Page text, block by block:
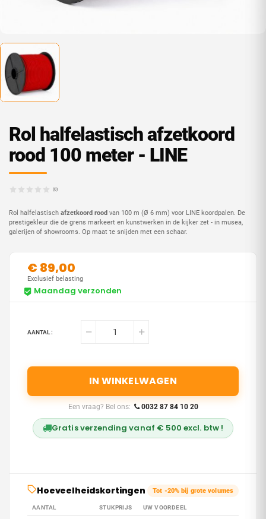
Rol halfelastisch afzetkoord
rood 100 meter - LINE
(0)
Rol halfelastisch afzetkoord rood van 100 m (Ø 6 mm) voor LINE koordpalen. De
prestigekleur die de grens markeert en kunstwerken in de kijker zet - in musea,
galerijen of showrooms. Op maat te snijden met een schaar.
€ 89,00
Maandag verzonden
Exclusief belasting
AANTAL :
IN WINKELWAGEN
Een vraag? Bel ons: 0032 87 84 10 20
Gratis verzending vanaf € 500 excl. btw !
Hoeveelheidskortingen Tot -20% bij grote volumes
AANTAL STUKPRIJS UW VOORDEEL